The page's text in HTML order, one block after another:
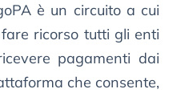
è un circuito a cui
ricorso tutti gli enti
pagamenti dai
che consente,